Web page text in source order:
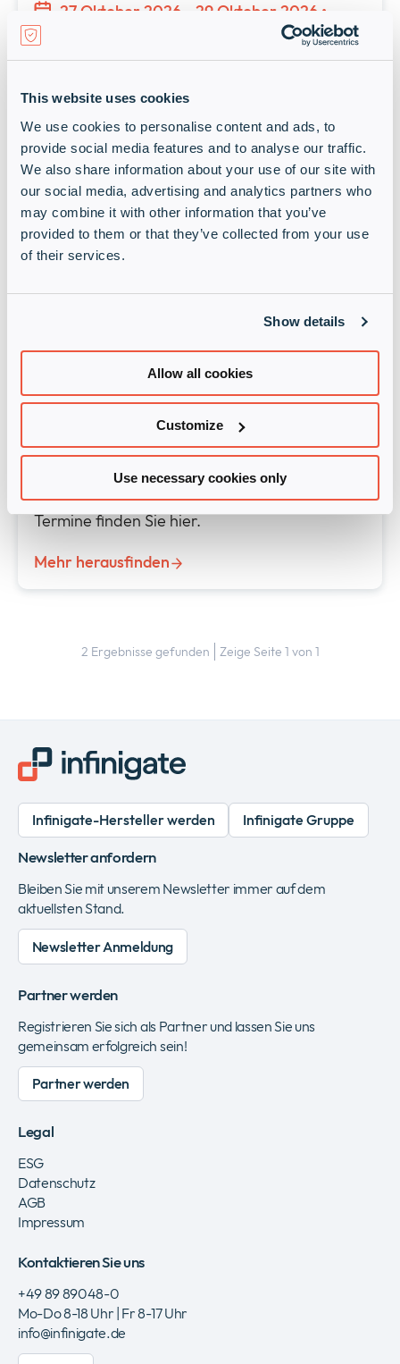
This website uses cookies
We use cookies to personalise content and ads, to
provide social media features and to analyse our traffic.
We also share information about your use of our site with
our social media, advertising and analytics partners who
may combine it with other information that you’ve
provided to them or that they’ve collected from your use
of their services.
Show details
Allow all cookies
Customize
Use necessary cookies only
27 Oktober 2026 - 29 Oktober 2026 •
09:00 - 18:00
Ende Oktober trifft sich die IT-Security-
Expo&Congress öffnet ihre Türen! Als Home of
IT Security steht sie für ein umfassendes
Informationsangebot, Networking und
Wissenstransfer zu Datenschutz und IT-
Sicherheit. Sie ist ein Pflichttermin für alle, die
für IT-Sicherheit verantwortlich sind.
Online Events
Terminübersicht
Unsere beliebte Webinarreihe Service
Spotlight geht in die nächste Runde! Hier
stellen wir regelmäßig die wichtigsten und
spannendsten Infinigate Services vor.
Kompakt, praxisnah und mit echtem Mehrwert
für Partner, MSPs und IT-Dienstleister. Alle
Termine finden Sie hier.
Mehr herausfinden
2 Ergebnisse gefunden Zeige Seite 1 von 1
Infinigate-Hersteller werden Infinigate Gruppe
Newsletter anfordern
Bleiben Sie mit unserem Newsletter immer auf dem
aktuellsten Stand.
Newsletter Anmeldung
Partner werden
Registrieren Sie sich als Partner und lassen Sie uns
gemeinsam erfolgreich sein!
Partner werden
Legal
ESG
Datenschutz
AGB
Impressum
Kontaktieren Sie uns
+49 89 89048-0
Mo-Do 8-18 Uhr | Fr 8-17 Uhr
info@infinigate.de